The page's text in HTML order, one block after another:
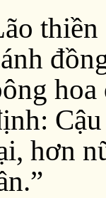
thiền
hơn